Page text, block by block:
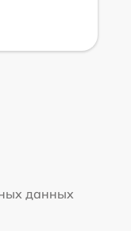
данных